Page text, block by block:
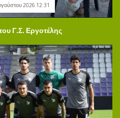
2026 12:31
Γ.Σ. Εργοτέλης